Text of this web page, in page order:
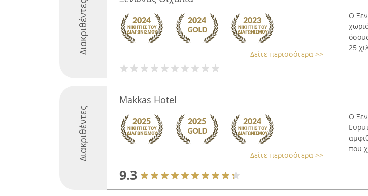
Διακριθέντες Δείτε περισσότερα >>
Ο
25
Διακριθέντες
Makkas Hotel
Δείτε περισσότερα >>
9.3
Ο
που